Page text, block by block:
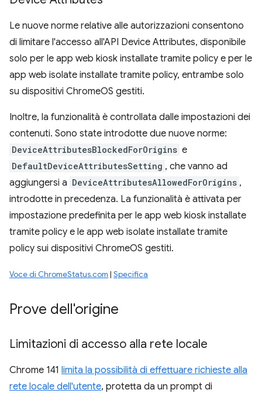
Le nuove norme relative alle autorizzazioni consentono
di limitare l'accesso all'API Device Attributes, disponibile
solo per le app web kiosk installate tramite policy e per le
app web isolate installate tramite policy, entrambe solo
su dispositivi ChromeOS gestiti.
Inoltre, la funzionalità è controllata dalle impostazioni dei
contenuti. Sono state introdotte due nuove norme:
DeviceAttributesBlockedForOrigins e
DefaultDeviceAttributesSetting , che vanno ad
aggiungersi a DeviceAttributesAllowedForOrigins ,
introdotte in precedenza. La funzionalità è attivata per
impostazione predefinita per le app web kiosk installate
tramite policy e le app web isolate installate tramite
policy sui dispositivi ChromeOS gestiti.
Voce di ChromeStatus.com | Specifica
Prove dell'origine
Limitazioni di accesso alla rete locale
Chrome 141 limita la possibilità di effettuare richieste alla
rete locale dell'utente, protetta da un prompt di